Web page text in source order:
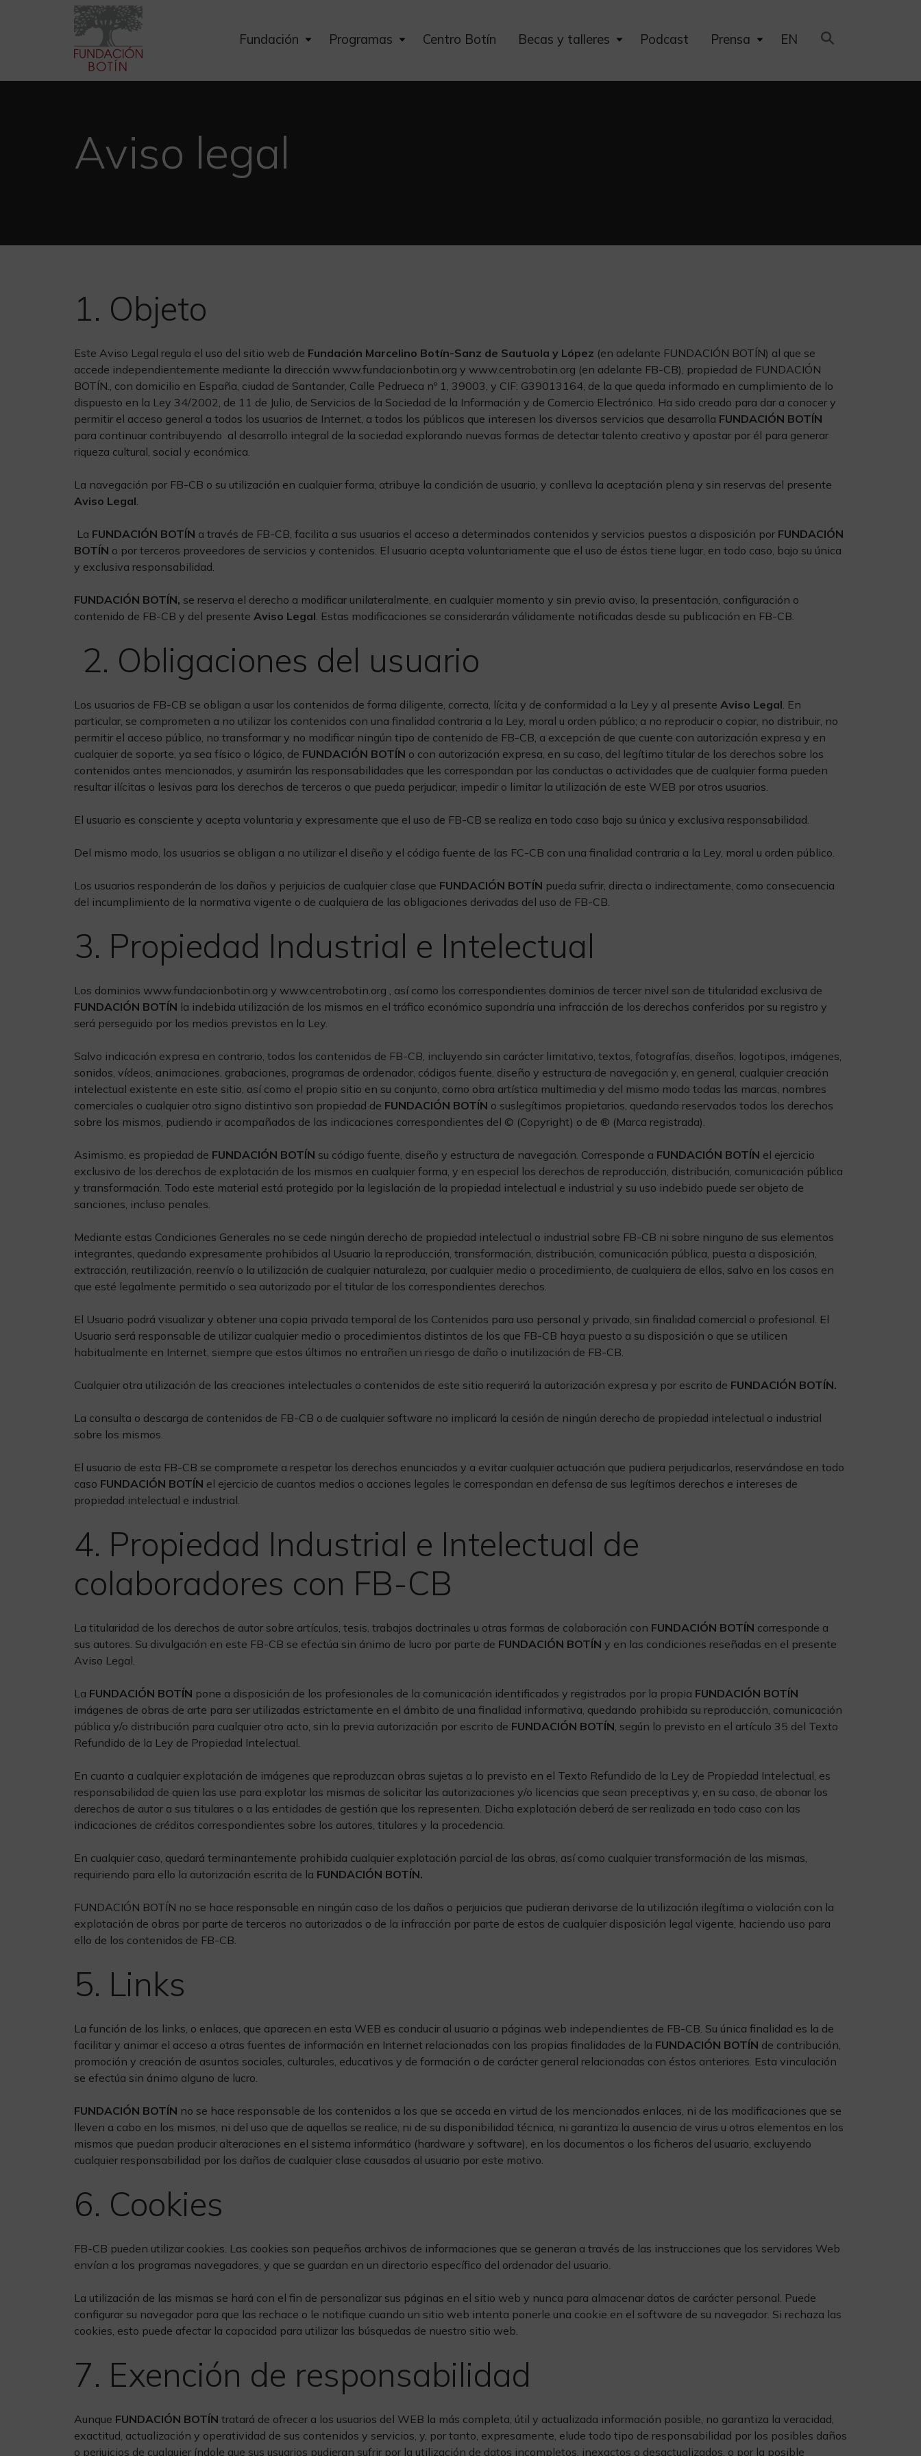
Fundación
ExpandProgramas
ExpandCentro Botín Becas y talleres
ExpandPodcast Prensa
Expand
EN
Aviso legal
1. Objeto
Este Aviso Legal regula el uso del sitio web de Fundación Marcelino Botín-Sanz de Sautuola y López (en adelante FUNDACIÓN BOTÍN) al que se
accede independientemente mediante la dirección www.fundacionbotin.org y www.centrobotin.org (en adelante FB-CB), propiedad de FUNDACIÓN
BOTÍN., con domicilio en España, ciudad de Santander, Calle Pedrueca nº 1, 39003, y CIF: G39013164, de la que queda informado en cumplimiento de lo
dispuesto en la Ley 34/2002, de 11 de Julio, de Servicios de la Sociedad de la Información y de Comercio Electrónico. Ha sido creado para dar a conocer y
permitir el acceso general a todos los usuarios de Internet, a todos los públicos que interesen los diversos servicios que desarrolla FUNDACIÓN BOTÍN
para continuar contribuyendo al desarrollo integral de la sociedad explorando nuevas formas de detectar talento creativo y apostar por él para generar
riqueza cultural, social y económica.
La navegación por FB-CB o su utilización en cualquier forma, atribuye la condición de usuario, y conlleva la aceptación plena y sin reservas del presente
Aviso Legal.
La FUNDACIÓN BOTÍN a través de FB-CB, facilita a sus usuarios el acceso a determinados contenidos y servicios puestos a disposición por FUNDACIÓN
BOTÍN o por terceros proveedores de servicios y contenidos. El usuario acepta voluntariamente que el uso de éstos tiene lugar, en todo caso, bajo su única
y exclusiva responsabilidad.
FUNDACIÓN BOTÍN, se reserva el derecho a modificar unilateralmente, en cualquier momento y sin previo aviso, la presentación, configuración o
contenido de FB-CB y del presente Aviso Legal. Estas modificaciones se considerarán válidamente notificadas desde su publicación en FB-CB.
2. Obligaciones del usuario
Los usuarios de FB-CB se obligan a usar los contenidos de forma diligente, correcta, lícita y de conformidad a la Ley y al presente Aviso Legal. En
particular, se comprometen a no utilizar los contenidos con una finalidad contraria a la Ley, moral u orden público; a no reproducir o copiar, no distribuir, no
permitir el acceso público, no transformar y no modificar ningún tipo de contenido de FB-CB, a excepción de que cuente con autorización expresa y en
cualquier de soporte, ya sea físico o lógico, de FUNDACIÓN BOTÍN o con autorización expresa, en su caso, del legítimo titular de los derechos sobre los
contenidos antes mencionados, y asumirán las responsabilidades que les correspondan por las conductas o actividades que de cualquier forma pueden
resultar ilícitas o lesivas para los derechos de terceros o que pueda perjudicar, impedir o limitar la utilización de este WEB por otros usuarios.
El usuario es consciente y acepta voluntaria y expresamente que el uso de FB-CB se realiza en todo caso bajo su única y exclusiva responsabilidad.
Del mismo modo, los usuarios se obligan a no utilizar el diseño y el código fuente de las FC-CB con una finalidad contraria a la Ley, moral u orden público.
Los usuarios responderán de los daños y perjuicios de cualquier clase que FUNDACIÓN BOTÍN pueda sufrir, directa o indirectamente, como consecuencia
del incumplimiento de la normativa vigente o de cualquiera de las obligaciones derivadas del uso de FB-CB.
3. Propiedad Industrial e Intelectual
Los dominios www.fundacionbotin.org y www.centrobotin.org , así como los correspondientes dominios de tercer nivel son de titularidad exclusiva de
FUNDACIÓN BOTÍN la indebida utilización de los mismos en el tráfico económico supondría una infracción de los derechos conferidos por su registro y
será perseguido por los medios previstos en la Ley.
Salvo indicación expresa en contrario, todos los contenidos de FB-CB, incluyendo sin carácter limitativo, textos, fotografías, diseños, logotipos, imágenes,
sonidos, vídeos, animaciones, grabaciones, programas de ordenador, códigos fuente, diseño y estructura de navegación y, en general, cualquier creación
intelectual existente en este sitio, así como el propio sitio en su conjunto, como obra artística multimedia y del mismo modo todas las marcas, nombres
comerciales o cualquier otro signo distintivo son propiedad de FUNDACIÓN BOTÍN o suslegítimos propietarios, quedando reservados todos los derechos
sobre los mismos, pudiendo ir acompañados de las indicaciones correspondientes del © (Copyright) o de ® (Marca registrada).
Asimismo, es propiedad de FUNDACIÓN BOTÍN su código fuente, diseño y estructura de navegación. Corresponde a FUNDACIÓN BOTÍN el ejercicio
exclusivo de los derechos de explotación de los mismos en cualquier forma, y en especial los derechos de reproducción, distribución, comunicación pública
y transformación. Todo este material está protegido por la legislación de la propiedad intelectual e industrial y su uso indebido puede ser objeto de
sanciones, incluso penales.
Mediante estas Condiciones Generales no se cede ningún derecho de propiedad intelectual o industrial sobre FB-CB ni sobre ninguno de sus elementos
integrantes, quedando expresamente prohibidos al Usuario la reproducción, transformación, distribución, comunicación pública, puesta a disposición,
extracción, reutilización, reenvío o la utilización de cualquier naturaleza, por cualquier medio o procedimiento, de cualquiera de ellos, salvo en los casos en
que esté legalmente permitido o sea autorizado por el titular de los correspondientes derechos.
El Usuario podrá visualizar y obtener una copia privada temporal de los Contenidos para uso personal y privado, sin finalidad comercial o profesional. El
Usuario será responsable de utilizar cualquier medio o procedimientos distintos de los que FB-CB haya puesto a su disposición o que se utilicen
habitualmente en Internet, siempre que estos últimos no entrañen un riesgo de daño o inutilización de FB-CB.
Cualquier otra utilización de las creaciones intelectuales o contenidos de este sitio requerirá la autorización expresa y por escrito de FUNDACIÓN BOTÍN.
La consulta o descarga de contenidos de FB-CB o de cualquier software no implicará la cesión de ningún derecho de propiedad intelectual o industrial
sobre los mismos.
El usuario de esta FB-CB se compromete a respetar los derechos enunciados y a evitar cualquier actuación que pudiera perjudicarlos, reservándose en todo
caso FUNDACIÓN BOTÍN el ejercicio de cuantos medios o acciones legales le correspondan en defensa de sus legítimos derechos e intereses de
propiedad intelectual e industrial.
4. Propiedad Industrial e Intelectual de
colaboradores con FB-CB
La titularidad de los derechos de autor sobre artículos, tesis, trabajos doctrinales u otras formas de colaboración con FUNDACIÓN BOTÍN corresponde a
sus autores. Su divulgación en este FB-CB se efectúa sin ánimo de lucro por parte de FUNDACIÓN BOTÍN y en las condiciones reseñadas en el presente
Aviso Legal.
La FUNDACIÓN BOTÍN pone a disposición de los profesionales de la comunicación identificados y registrados por la propia FUNDACIÓN BOTÍN
imágenes de obras de arte para ser utilizadas estrictamente en el ámbito de una finalidad informativa, quedando prohibida su reproducción, comunicación
pública y/o distribución para cualquier otro acto, sin la previa autorización por escrito de FUNDACIÓN BOTÍN, según lo previsto en el artículo 35 del Texto
Refundido de la Ley de Propiedad Intelectual.
En cuanto a cualquier explotación de imágenes que reproduzcan obras sujetas a lo previsto en el Texto Refundido de la Ley de Propiedad Intelectual, es
responsabilidad de quien las use para explotar las mismas de solicitar las autorizaciones y/o licencias que sean preceptivas y, en su caso, de abonar los
derechos de autor a sus titulares o a las entidades de gestión que los representen. Dicha explotación deberá de ser realizada en todo caso con las
indicaciones de créditos correspondientes sobre los autores, titulares y la procedencia.
En cualquier caso, quedará terminantemente prohibida cualquier explotación parcial de las obras, así como cualquier transformación de las mismas,
requiriendo para ello la autorización escrita de la FUNDACIÓN BOTÍN.
FUNDACIÓN BOTÍN no se hace responsable en ningún caso de los daños o perjuicios que pudieran derivarse de la utilización ilegítima o violación con la
explotación de obras por parte de terceros no autorizados o de la infracción por parte de estos de cualquier disposición legal vigente, haciendo uso para
ello de los contenidos de FB-CB.
5. Links
La función de los links, o enlaces, que aparecen en esta WEB es conducir al usuario a páginas web independientes de FB-CB. Su única finalidad es la de
facilitar y animar el acceso a otras fuentes de información en Internet relacionadas con las propias finalidades de la FUNDACIÓN BOTÍN de contribución,
promoción y creación de asuntos sociales, culturales, educativos y de formación o de carácter general relacionadas con éstos anteriores. Esta vinculación
se efectúa sin ánimo alguno de lucro.
FUNDACIÓN BOTÍN no se hace responsable de los contenidos a los que se acceda en virtud de los mencionados enlaces, ni de las modificaciones que se
lleven a cabo en los mismos, ni del uso que de aquellos se realice, ni de su disponibilidad técnica, ni garantiza la ausencia de virus u otros elementos en los
mismos que puedan producir alteraciones en el sistema informático (hardware y software), en los documentos o los ficheros del usuario, excluyendo
cualquier responsabilidad por los daños de cualquier clase causados al usuario por este motivo.
6. Cookies
FB-CB pueden utilizar cookies. Las cookies son pequeños archivos de informaciones que se generan a través de las instrucciones que los servidores Web
envían a los programas navegadores, y que se guardan en un directorio específico del ordenador del usuario.
La utilización de las mismas se hará con el fin de personalizar sus páginas en el sitio web y nunca para almacenar datos de carácter personal. Puede
configurar su navegador para que las rechace o le notifique cuando un sitio web intenta ponerle una cookie en el software de su navegador. Si rechaza las
cookies, esto puede afectar la capacidad para utilizar las búsquedas de nuestro sitio web.
7. Exención de responsabilidad
Aunque FUNDACIÓN BOTÍN tratará de ofrecer a los usuarios del WEB la más completa, útil y actualizada información posible, no garantiza la veracidad,
exactitud, actualización y operatividad de sus contenidos y servicios, y, por tanto, expresamente, elude todo tipo de responsabilidad por los posibles daños
o perjuicios de cualquier índole que sus usuarios pudieran sufrir por la utilización de datos incompletos, inexactos o desactualizados, o por la posible